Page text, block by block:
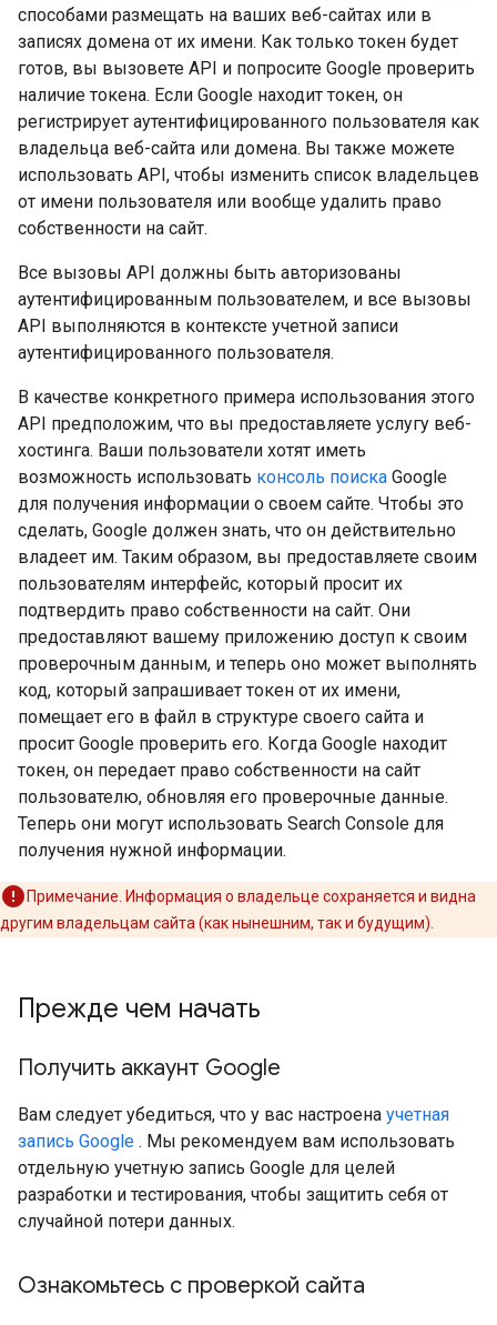
способами размещать на ваших веб-сайтах или в
записях домена от их имени. Как только токен будет
готов, вы вызовете API и попросите Google проверить
наличие токена. Если Google находит токен, он
регистрирует аутентифицированного пользователя как
владельца веб-сайта или домена. Вы также можете
использовать API, чтобы изменить список владельцев
от имени пользователя или вообще удалить право
собственности на сайт.
Все вызовы API должны быть авторизованы
аутентифицированным пользователем, и все вызовы
API выполняются в контексте учетной записи
аутентифицированного пользователя.
В качестве конкретного примера использования этого
API предположим, что вы предоставляете услугу веб-
хостинга. Ваши пользователи хотят иметь
возможность использовать консоль поиска Google
для получения информации о своем сайте. Чтобы это
сделать, Google должен знать, что он действительно
владеет им. Таким образом, вы предоставляете своим
пользователям интерфейс, который просит их
подтвердить право собственности на сайт. Они
предоставляют вашему приложению доступ к своим
проверочным данным, и теперь оно может выполнять
код, который запрашивает токен от их имени,
помещает его в файл в структуре своего сайта и
просит Google проверить его. Когда Google находит
токен, он передает право собственности на сайт
пользователю, обновляя его проверочные данные.
Теперь они могут использовать Search Console для
получения нужной информации.
Примечание. Информация о владельце сохраняется и видна
другим владельцам сайта (как нынешним, так и будущим).
Прежде чем начать
Получить аккаунт Google
Вам следует убедиться, что у вас настроена учетная
запись Google . Мы рекомендуем вам использовать
отдельную учетную запись Google для целей
разработки и тестирования, чтобы защитить себя от
случайной потери данных.
Ознакомьтесь с проверкой сайта